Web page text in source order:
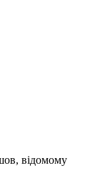
відомому